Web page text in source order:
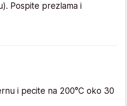
Pospite prezlama i
i pecite na 200°C oko 30